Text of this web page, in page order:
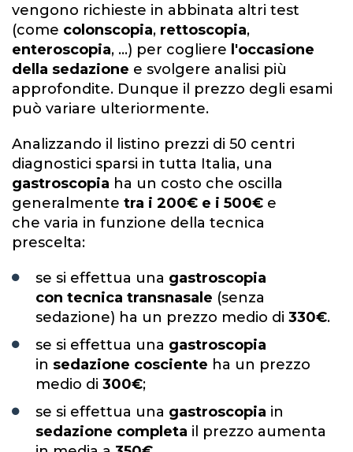
vengono richieste in abbinata altri test
(come colonscopia, rettoscopia,
enteroscopia, ...) per cogliere l'occasione
della sedazione e svolgere analisi più
approfondite. Dunque il prezzo degli esami
può variare ulteriormente.
Analizzando il listino prezzi di 50 centri
diagnostici sparsi in tutta Italia, una
gastroscopia ha un costo che oscilla
generalmente tra i 200€ e i 500€ e
che varia in funzione della tecnica
prescelta:
se si effettua una gastroscopia
con tecnica transnasale (senza
sedazione) ha un prezzo medio di 330€.
se si effettua una gastroscopia
in sedazione cosciente ha un prezzo
medio di 300€;
se si effettua una gastroscopia in
sedazione completa il prezzo aumenta